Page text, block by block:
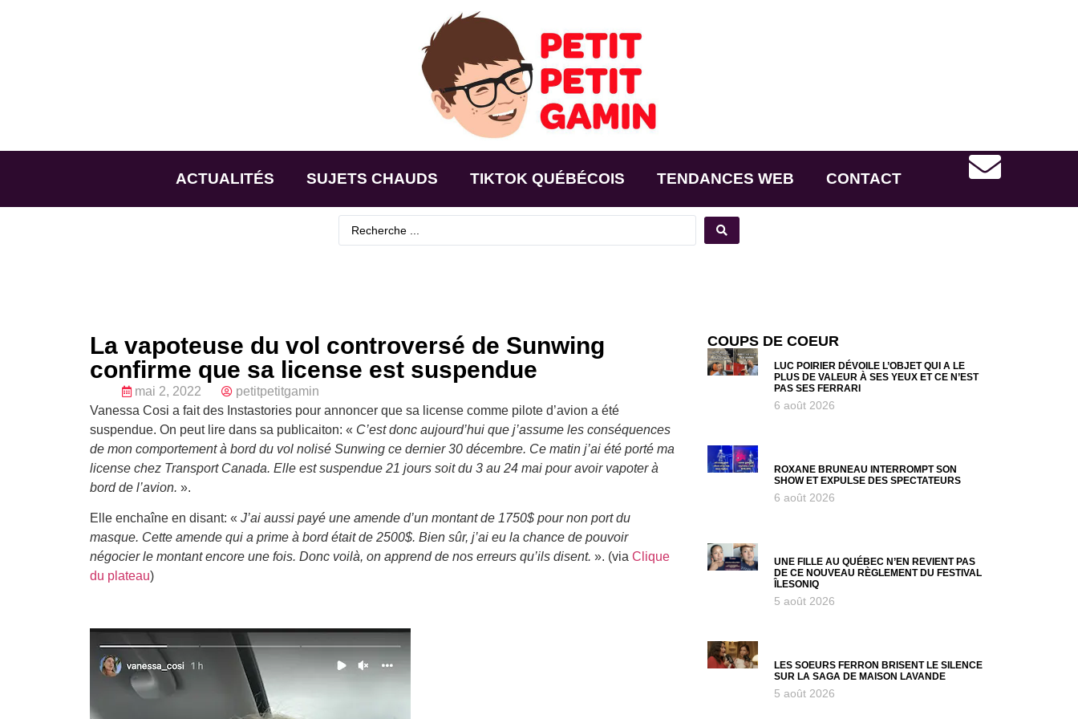
ACTUALITÉS SUJETS CHAUDS TIKTOK QUÉBÉCOIS TENDANCES WEB CONTACT
La vapoteuse du vol controversé de Sunwing
confirme que sa license est suspendue
mai 2, 2022
petitpetitgamin
Vanessa Cosi a fait des Instastories pour annoncer que sa license comme pilote d’avion a été
suspendue. On peut lire dans sa publicaiton: « C’est donc aujourd’hui que j’assume les conséquences
de mon comportement à bord du vol nolisé Sunwing ce dernier 30 décembre. Ce matin j’ai été porté ma
license chez Transport Canada. Elle est suspendue 21 jours soit du 3 au 24 mai pour avoir vapoter à
bord de l’avion. ».
Elle enchaîne en disant: « J’ai aussi payé une amende d’un montant de 1750$ pour non port du
masque. Cette amende qui a prime à bord était de 2500$. Bien sûr, j’ai eu la chance de pouvoir
négocier le montant encore une fois. Donc voilà, on apprend de nos erreurs qu’ils disent. ». (via Clique
du plateau)
COUPS DE COEUR
LUC POIRIER DÉVOILE L’OBJET QUI A LE
PLUS DE VALEUR À SES YEUX ET CE N’EST
PAS SES FERRARI
6 août 2026
ROXANE BRUNEAU INTERROMPT SON
SHOW ET EXPULSE DES SPECTATEURS
6 août 2026
UNE FILLE AU QUÉBEC N’EN REVIENT PAS
DE CE NOUVEAU RÈGLEMENT DU FESTIVAL
ÎLESONIQ
5 août 2026
LES SOEURS FERRON BRISENT LE SILENCE
SUR LA SAGA DE MAISON LAVANDE
5 août 2026